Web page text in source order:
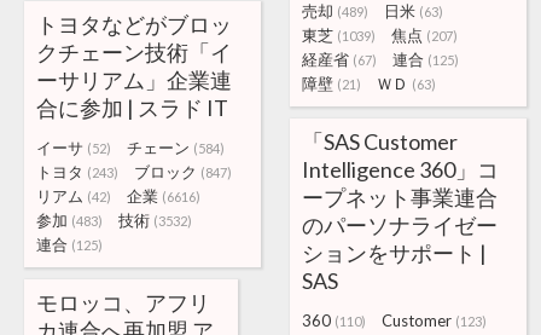
売却 (489) 日米 (63)
東芝 (1039) 焦点 (207)
経産省 (67) 連合 (125)
障壁 (21) ＷＤ (63)
トヨタなどがブロッ
クチェーン技術「イ
ーサリアム」企業連
合に参加 | スラド IT
イーサ (52) チェーン (584)
トヨタ (243) ブロック (847)
リアム (42) 企業 (6616)
参加 (483) 技術 (3532)
連合 (125)
「SAS Customer
Intelligence 360」コ
ープネット事業連合
のパーソナライゼー
ションをサポート |
SAS
360 (110) Customer (123)
モロッコ、アフリ